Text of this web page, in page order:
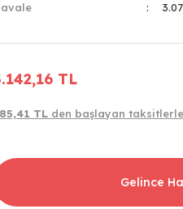
TL
TL den başlayan
Gelince